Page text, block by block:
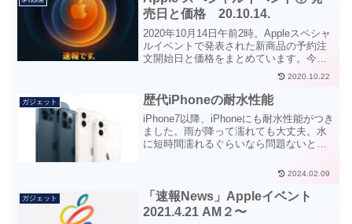
故障と勘違いして慌てて購入し直さない
よう注意してください。
売日と価格 20.10.14.
2020年10月14日午前2時。Appleスペシャ
ルイベントで発表された新商品の予約注
文開始日と価格をまとめています。今回
発表された新商品は、新型iPhone12、
iPhone12mini、iPhone12Pro、
iPhone12ProMAX、そしてHomePod mini
です。
2020.10.22
ガジェット 歴代iPhoneの耐水性能
iPhone7以降、iPhoneにも耐水性能がつき
ました。雨が降って濡れても大丈夫。水
に短時間濡れるぐらいなら問題ないとい
水性能についてAppleの公式サイトからの
2024.02.09
ガジェット
「速報News」Appleイベント
2021.4.21 AM２〜